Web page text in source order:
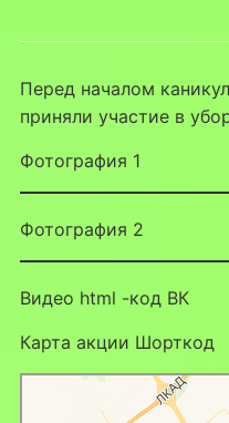
Перед началом
приняли участие в
Фотография 1
Фотография 2
Видео html -код ВК
Карта акции Шорткод
Яндекс Карты — транспорт,